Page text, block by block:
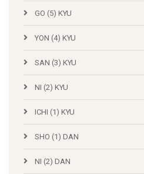
GO (5) KYU
YON (4) KYU
SAN (3) KYU
NI (2) KYU
ICHI (1) KYU
SHO (1) DAN
NI (2) DAN